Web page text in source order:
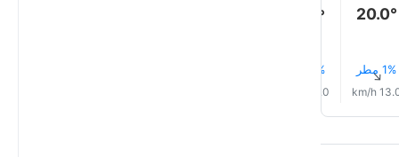
20.0°
1% مطر↑
13.0
19.0°
1% مطر
12.0 km/h